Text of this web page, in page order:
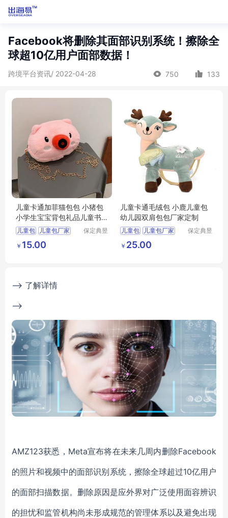
Facebook将删除其面部识别系统！擦除全
球超10亿用户面部数据！
跨境平台资讯/ 2022-04-28 750 133
儿童卡通加菲猫包包 小猪包
小学生宝宝背包礼品儿童书
包
儿童包
儿童包厂家
儿童包批发
儿童包定制
保定典昱
￥ 15.00
儿童卡通毛绒包 小鹿儿童包
幼儿园双肩包包厂家定制
儿童包
儿童包厂家
儿童包批发
儿童包定制
保定典昱
￥ 25.00
--> 了解详情
-->
AMZ123获悉，Meta宣布将在未来几周内删除Facebook
的照片和视频中的面部识别系统，擦除全球超过10亿用户
的面部扫描数据。删除原因是应外界对广泛使用面容辨识
的担忧和监管机构尚未形成规范的管理体系以及避免出现